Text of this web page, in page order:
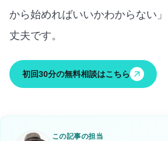
から始めればいいかわからない
丈夫です。
初回30分の無料相談はこちら
この記事の担当